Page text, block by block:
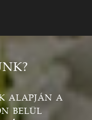
alapján a
belül